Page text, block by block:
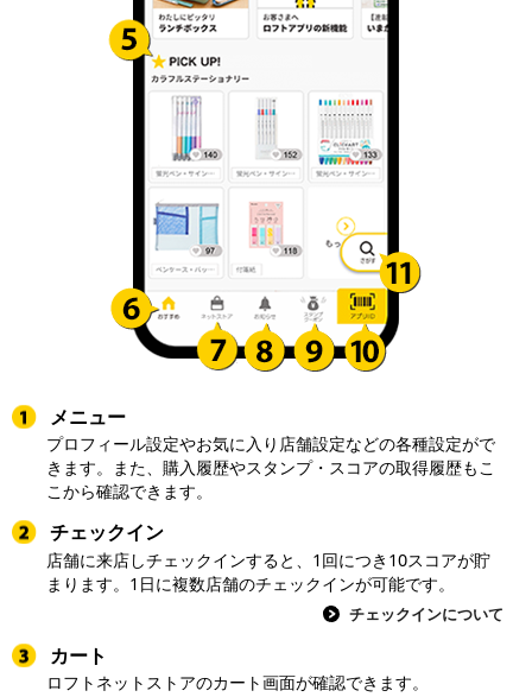
メニュー
プロフィール設定やお気に入り店舗設定などの各種設定がで
きます。また、購入履歴やスタンプ・スコアの取得履歴もこ
こから確認できます。
チェックイン
店舗に来店しチェックインすると、1回につき10スコアが貯
まります。1日に複数店舗のチェックインが可能です。
チェックインについて
カート
ロフトネットストアのカート画面が確認できます。